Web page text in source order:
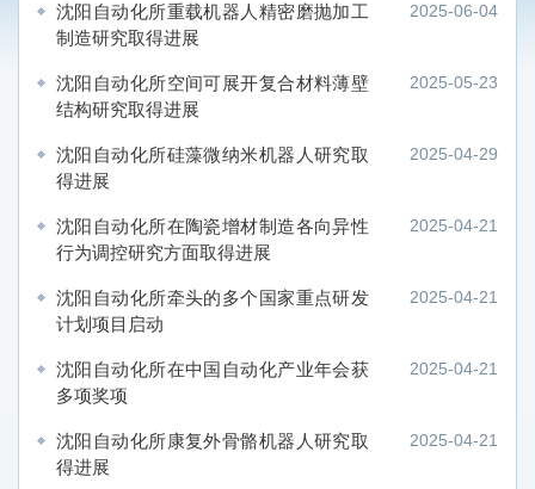
沈阳自动化所重载机器人精密磨抛加工
制造研究取得进展
2025-06-04
沈阳自动化所空间可展开复合材料薄壁
结构研究取得进展
2025-05-23
沈阳自动化所硅藻微纳米机器人研究取
得进展
2025-04-29
沈阳自动化所在陶瓷增材制造各向异性
行为调控研究方面取得进展
2025-04-21
沈阳自动化所牵头的多个国家重点研发
计划项目启动
2025-04-21
沈阳自动化所在中国自动化产业年会获
多项奖项
2025-04-21
沈阳自动化所康复外骨骼机器人研究取
得进展
2025-04-21